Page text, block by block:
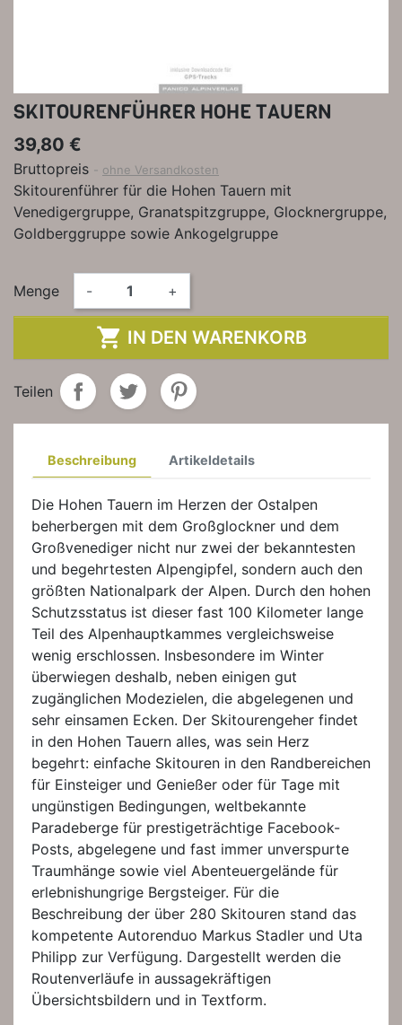
SKITOURENFÜHRER HOHE TAUERN
39,80 €
Bruttopreis ohne Versandkosten
Skitourenführer für die Hohen Tauern mit
Venedigergruppe, Granatspitzgruppe, Glocknergruppe,
Goldberggruppe sowie Ankogelgruppe
Menge - +
 IN DEN WARENKORB
Teilen
Beschreibung Artikeldetails
Die Hohen Tauern im Herzen der Ostalpen
beherbergen mit dem Großglockner und dem
Großvenediger nicht nur zwei der bekanntesten
und begehrtesten Alpengipfel, sondern auch den
größten Nationalpark der Alpen. Durch den hohen
Schutzsstatus ist dieser fast 100 Kilometer lange
Teil des Alpenhauptkammes vergleichsweise
wenig erschlossen. Insbesondere im Winter
überwiegen deshalb, neben einigen gut
zugänglichen Modezielen, die abgelegenen und
sehr einsamen Ecken. Der Skitourengeher findet
in den Hohen Tauern alles, was sein Herz
begehrt: einfache Skitouren in den Randbereichen
für Einsteiger und Genießer oder für Tage mit
ungünstigen Bedingungen, weltbekannte
Paradeberge für prestigeträchtige Facebook-
Posts, abgelegene und fast immer unverspurte
Traumhänge sowie viel Abenteuergelände für
erlebnishungrige Bergsteiger. Für die
Beschreibung der über 280 Skitouren stand das
kompetente Autorenduo Markus Stadler und Uta
Philipp zur Verfügung. Dargestellt werden die
Routenverläufe in aussagekräftigen
Übersichtsbildern und in Textform.